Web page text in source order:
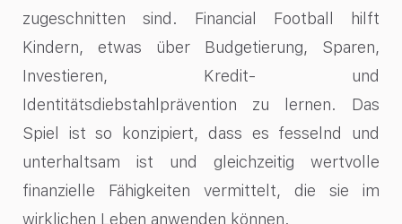
zugeschnitten sind. Financial Football hilft
Kindern, etwas über Budgetierung, Sparen,
Investieren, Kredit- und
Identitätsdiebstahlprävention zu lernen. Das
Spiel ist so konzipiert, dass es fesselnd und
unterhaltsam ist und gleichzeitig wertvolle
finanzielle Fähigkeiten vermittelt, die sie im
wirklichen Leben anwenden können.